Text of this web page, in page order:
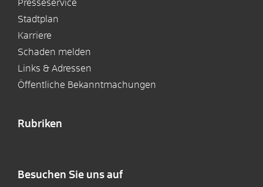
Presseservice
Stadtplan
Karriere
Schaden melden
Links & Adressen
Öffentliche Bekanntmachungen
Rubriken
Besuchen Sie uns auf